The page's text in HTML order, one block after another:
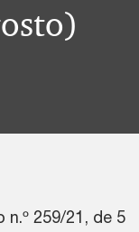
259/21, de 5